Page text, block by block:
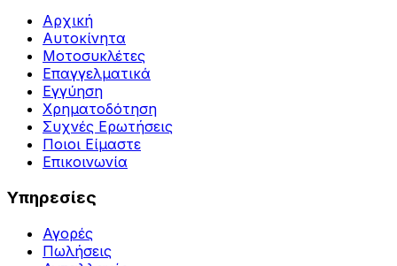
Αρχική
Αυτοκίνητα
Μοτοσυκλέτες
Επαγγελματικά
Εγγύηση
Χρηματοδότηση
Συχνές Ερωτήσεις
Ποιοι Είμαστε
Επικοινωνία
Υπηρεσίες
Αγορές
Πωλήσεις